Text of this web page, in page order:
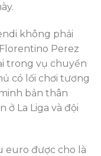
không phải
Perez
trong vụ chuyển
có lối chơi tương
bản thân
ở La Liga và đội
euro được cho là